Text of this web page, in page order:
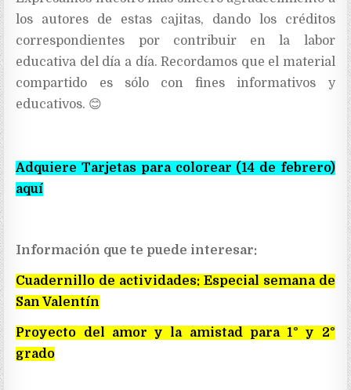
los autores de estas cajitas, dando los créditos
correspondientes por contribuir en la labor
educativa del día a día. Recordamos que el material
compartido es sólo con fines informativos y
educativos. 😊
Adquiere Tarjetas para colorear (14 de febrero)
aquí
Información que te puede interesar:
Cuadernillo de actividades: Especial semana de
San Valentín
Proyecto del amor y la amistad para 1° y 2°
grado